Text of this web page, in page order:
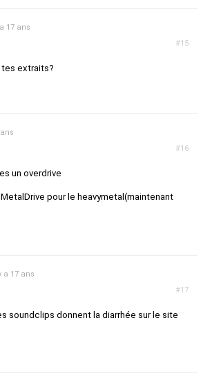
#15
17 ans
tes extraits?
#16
un overdrive
pour le heavymetal(maintenant
#17
a 17 ans
soundclips donnent la diarrhée sur le site